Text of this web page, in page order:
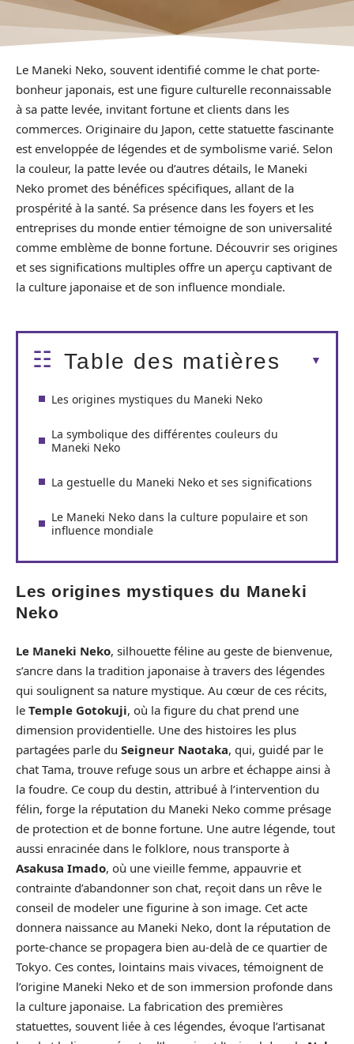
Le Maneki Neko, souvent identifié comme le chat porte-
bonheur japonais, est une figure culturelle reconnaissable
à sa patte levée, invitant fortune et clients dans les
commerces. Originaire du Japon, cette statuette fascinante
est enveloppée de légendes et de symbolisme varié. Selon
la couleur, la patte levée ou d’autres détails, le Maneki
Neko promet des bénéfices spécifiques, allant de la
prospérité à la santé. Sa présence dans les foyers et les
entreprises du monde entier témoigne de son universalité
comme emblème de bonne fortune. Découvrir ses origines
et ses significations multiples offre un aperçu captivant de
la culture japonaise et de son influence mondiale.
Table des matières
Les origines mystiques du Maneki Neko
La symbolique des différentes couleurs du
Maneki Neko
La gestuelle du Maneki Neko et ses significations
Le Maneki Neko dans la culture populaire et son
influence mondiale
Les origines mystiques du Maneki
Neko
Le Maneki Neko, silhouette féline au geste de bienvenue,
s’ancre dans la tradition japonaise à travers des légendes
qui soulignent sa nature mystique. Au cœur de ces récits,
le Temple Gotokuji, où la figure du chat prend une
dimension providentielle. Une des histoires les plus
partagées parle du Seigneur Naotaka, qui, guidé par le
chat Tama, trouve refuge sous un arbre et échappe ainsi à
la foudre. Ce coup du destin, attribué à l’intervention du
félin, forge la réputation du Maneki Neko comme présage
de protection et de bonne fortune. Une autre légende, tout
aussi enracinée dans le folklore, nous transporte à
Asakusa Imado, où une vieille femme, appauvrie et
contrainte d’abandonner son chat, reçoit dans un rêve le
conseil de modeler une figurine à son image. Cet acte
donnera naissance au Maneki Neko, dont la réputation de
porte-chance se propagera bien au-delà de ce quartier de
Tokyo. Ces contes, lointains mais vivaces, témoignent de
l’origine Maneki Neko et de son immersion profonde dans
la culture japonaise. La fabrication des premières
statuettes, souvent liée à ces légendes, évoque l’artisanat